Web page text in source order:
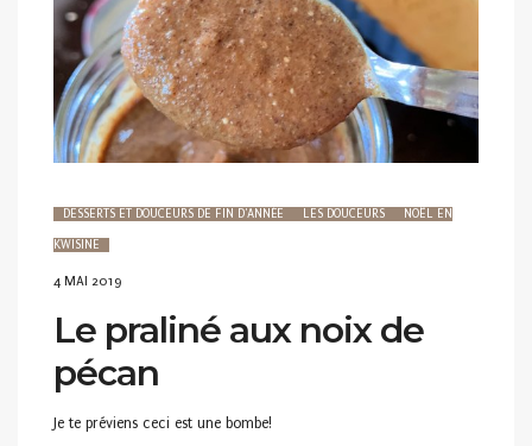
DESSERTS ET DOUCEURS DE FIN D'ANNÉE LES DOUCEURS NOËL EN
KWISINE
POSTED
4 MAI 2019
Le praliné aux noix de
pécan
Je te préviens ceci est une bombe!